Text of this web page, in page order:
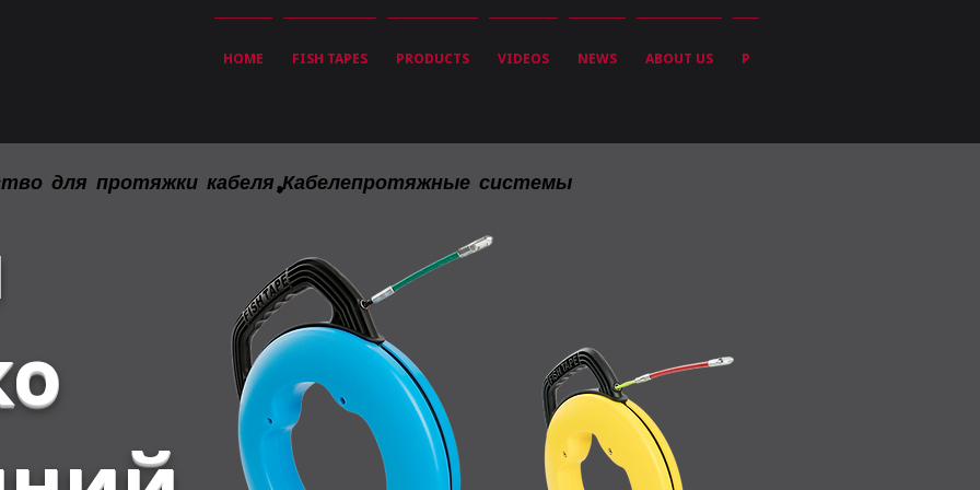
HOME FISH TAPES PRODUCTS VIDEOS NEWS ABOUT US P
для протяжки кабеля,Кабелепротяжные системы